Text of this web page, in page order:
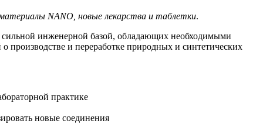
NANO, новые лекарства и таблетки.
инженерной базой, обладающих необходимыми
и переработке природных и синтетических
практике
новые соединения